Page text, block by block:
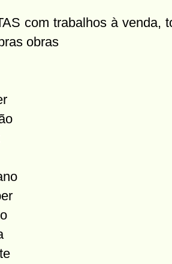
com trabalhos à venda,
obras